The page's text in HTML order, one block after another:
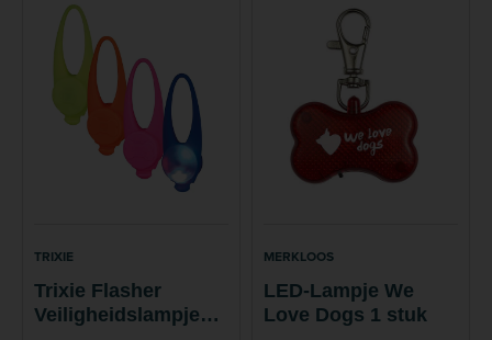
TRIXIE
Trixie Flasher
Veiligheidslampje
MERKLOOS
LED-Lampje We
Love Dogs 1 stuk